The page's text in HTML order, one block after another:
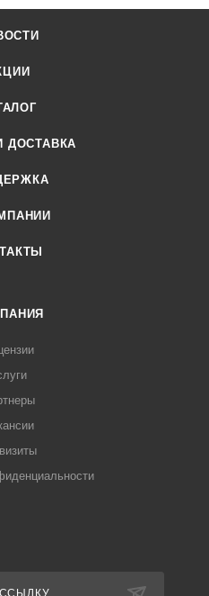
ДОСТАВКА